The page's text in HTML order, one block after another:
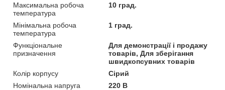
Максимальна робоча
температура
10 град.
Мінімальна робоча
температура
1 град.
Функціональне
призначення
Для демонстрації і продажу
товарів, Для зберігання
швидкопсувних товарів
Колір корпусу
Сірий
Номінальна напруга
220 В